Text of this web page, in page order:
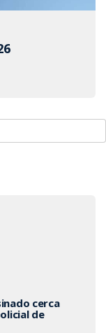
cerca
de